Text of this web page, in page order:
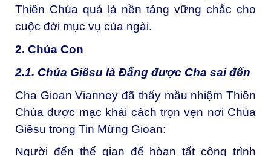
Thiên Chúa quả là nền tảng vững chắc cho
cuộc đời mục vụ của ngài.
2. Chúa Con
2.1. Chúa Giêsu là Đấng được Cha sai đến
Cha Gioan Vianney đã thấy mầu nhiệm Thiên
Chúa được mạc khải cách trọn vẹn nơi Chúa
Giêsu trong Tin Mừng Gioan:
Người đến thế gian để hòan tất công trình